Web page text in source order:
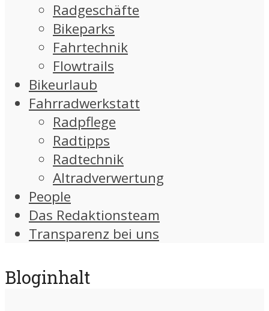
Radgeschäfte
Bikeparks
Fahrtechnik
Flowtrails
Bikeurlaub
Fahrradwerkstatt
Radpflege
Radtipps
Radtechnik
Altradverwertung
People
Das Redaktionsteam
Transparenz bei uns
Bloginhalt